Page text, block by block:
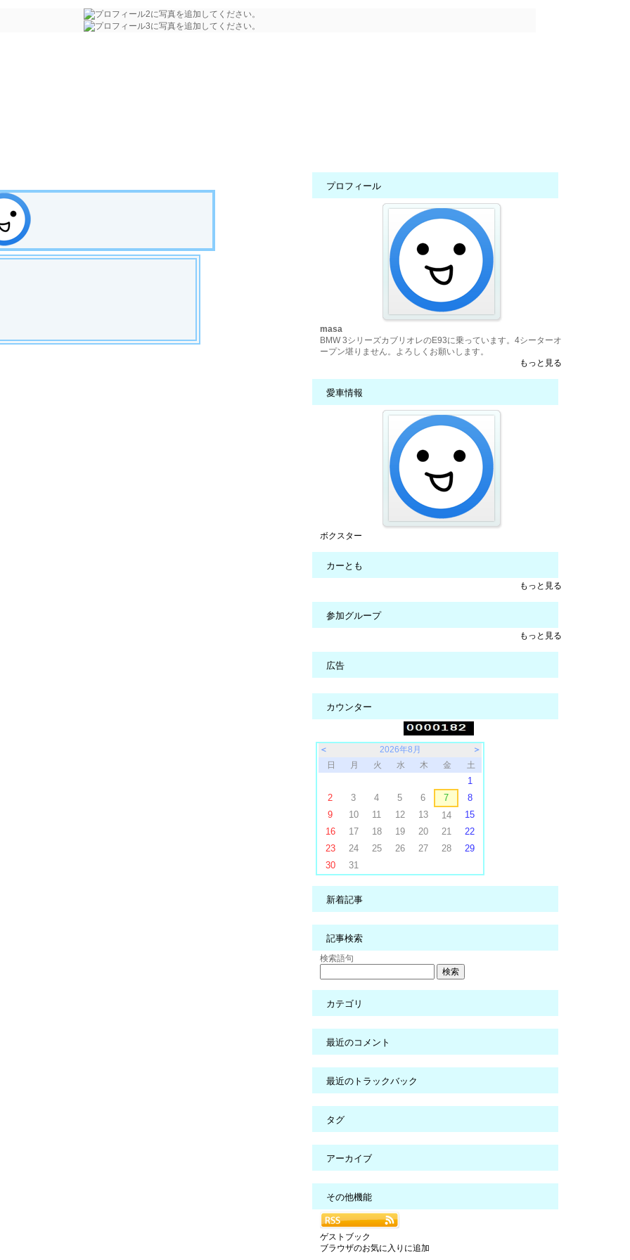
プロフィール
masa
BMW 3シリーズカブリオレのE93に乗っています。4シーターオ
ープン堪りません。よろしくお願いします。
もっと見る
愛車情報
ボクスター
カーとも
もっと見る
参加グループ
もっと見る
広告
カウンター
＜ 2026年8月
＞
日
月 火 水 木 金 土
1
2
3 4 5 6 7
8
9
10 11 12 13 14
15
16
17 18 19 20 21
22
23
24 25 26 27 28
29
30
31
新着記事
記事検索
検索語句
カテゴリ
最近のコメント
最近のトラックバック
タグ
アーカイブ
その他機能
ゲストブック
ブラウザのお気に入りに追加